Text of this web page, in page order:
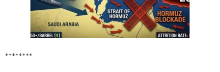
********